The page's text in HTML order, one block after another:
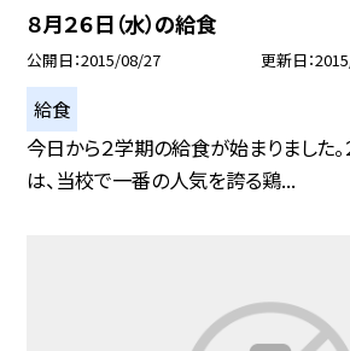
８月２６日（水）の給食
公開日 2015/08/27 更新日
給食
今日から２学期の給食が始まりました
は、当校で一番の人気を誇る鶏...